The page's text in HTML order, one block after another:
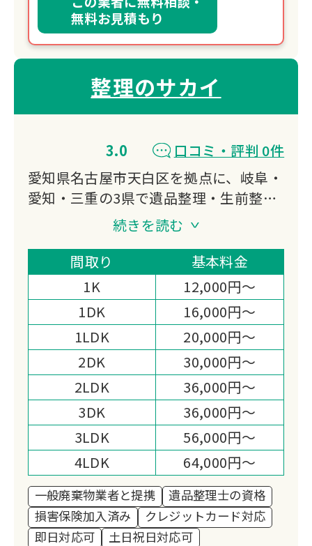
無料お見積もり
整理のサカイ
3.0
口コミ・評判 0件
愛知県名古屋市天白区を拠点に、岐阜・
愛知・三重の3県で遺品整理・生前整
理・特殊清掃に対応する「整理のサカ
遺品整理士の資格を持つスタッフが貴重
品の捜索に責任を持ち、当日現金での高
価買取まで対応する体制が選ばれる理由
です。
続きを読む
間取り
基本料金
1K
12,000円～
1DK
16,000円～
1LDK
20,000円～
2DK
30,000円～
2LDK
36,000円～
3DK
36,000円～
3LDK
56,000円～
4LDK
64,000円～
一般廃棄物業者と提携
遺品整理士の資格
損害保険加入済み
クレジットカード対応
即日対応可
土日祝日対応可